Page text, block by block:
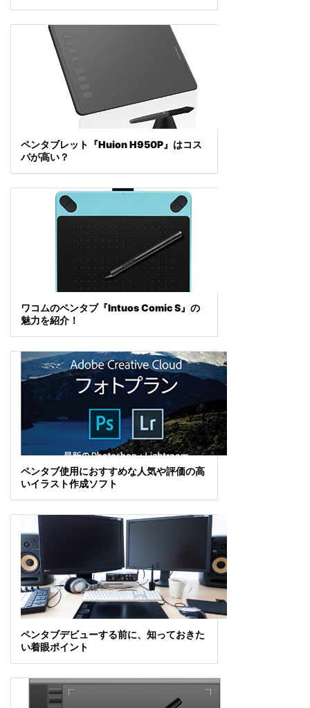
ペンタブレット『Huion H950P』はコス
パが高い？
ワコムのペンタブ『Intuos Comic S』の
魅力を紹介！
ペンタブ使用におすすめな人気や評価の高
いイラスト作成ソフト
ペンタブデビューする前に、知っておきた
い着眼ポイント